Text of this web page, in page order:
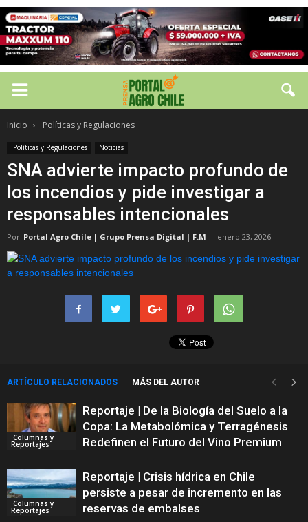
Inicio Políticas y Regulaciones
Políticas y Regulaciones Noticias
SNA advierte impacto profundo de
los incendios y pide investigar a
responsables intencionales
Por Portal Agro Chile | Grupo Prensa Digital | F.M - enero 23, 2026
ARTÍCULO RELACIONADOS MÁS DEL AUTOR
Columnas y
Reportajes
Reportaje | De la Biología del Suelo a la
Copa: La Metabolómica y Terragénesis
Redefinen el Futuro del Vino Premium
Columnas y
Reportajes
Reportaje | Crisis hídrica en Chile
persiste a pesar de incremento en las
reservas de embalses